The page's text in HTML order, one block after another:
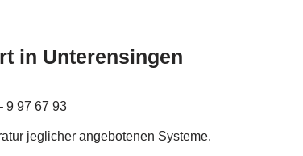
in Unterensingen
9 97 67 93
jeglicher angebotenen Systeme.